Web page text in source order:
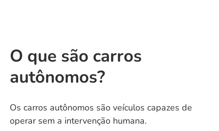
O que são carros
autônomos?
Os carros autônomos são veículos capazes de
operar sem a intervenção humana.